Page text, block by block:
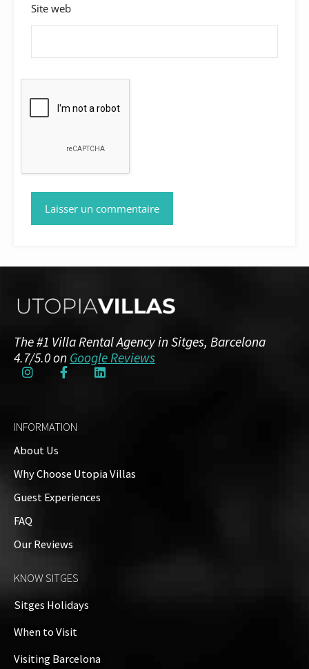
Site web
The #1 Villa Rental Agency in Sitges, Barcelona
4.7/5.0 on Google Reviews
INFORMATION
About Us
Why Choose Utopia Villas
Guest Experiences
FAQ
Our Reviews
KNOW SITGES
Sitges Holidays
When to Visit
Visiting Barcelona